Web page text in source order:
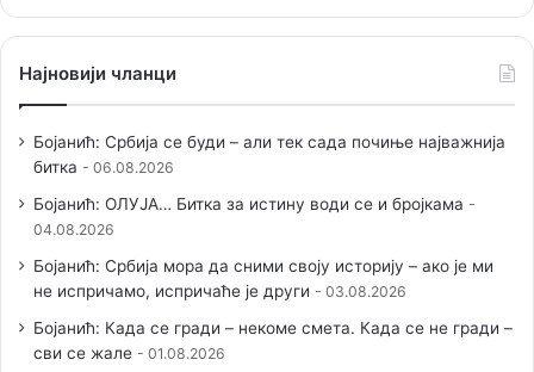
Најновији чланци
Бојанић: Србија се буди – али тек сада почиње најважнија
битка
06.08.2026
Бојанић: ОЛУЈА… Битка за истину води се и бројкама
04.08.2026
Бојанић: Србија мора да сними своју историју – ако је ми
не испричамо, испричаће је други
03.08.2026
Бојанић: Када се гради – некоме смета. Када се не гради –
сви се жале
01.08.2026